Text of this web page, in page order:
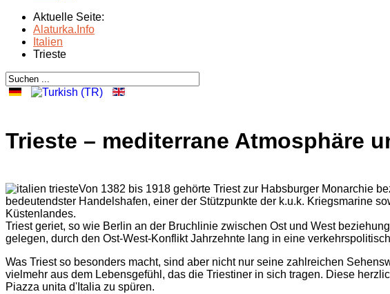
Aktuelle Seite:
Alaturka.Info
Italien
Trieste
Trieste – mediterrane Atmosphäre
Von 1382 bis 1918 gehörte Triest zur Habsburger Monarchie
bedeutendster Handelshafen, einer der Stützpunkte der k.u.k. Kriegsmarine
Küstenlandes.
Triest geriet, so wie Berlin an der Bruchlinie zwischen Ost und West
gelegen, durch den Ost-West-Konflikt Jahrzehnte lang in eine
Was Triest so besonders macht, sind aber nicht nur seine zahlreichen
vielmehr aus dem Lebensgefühl, das die Triestiner in sich tragen. Diese
Piazza unita d'Italia zu spüren.